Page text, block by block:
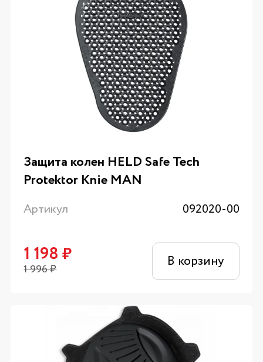
Защита колен HELD Safe Tech
Protektor Knie MAN
Артикул 092020-00
1 198 ₽
1 996₽ В корзину